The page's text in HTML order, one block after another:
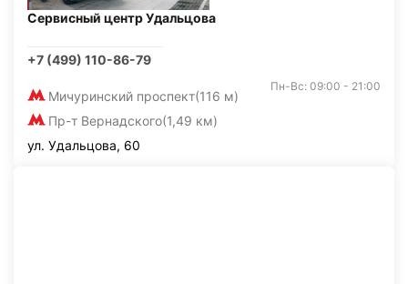
Сервисный центр Удальцова
+7 (499) 110-86-79
Мичуринский проспект(116 м)
Пр-т Вернадского(1,49 км)
Пн-Вс: 09:00 - 21:00
ул. Удальцова, 60